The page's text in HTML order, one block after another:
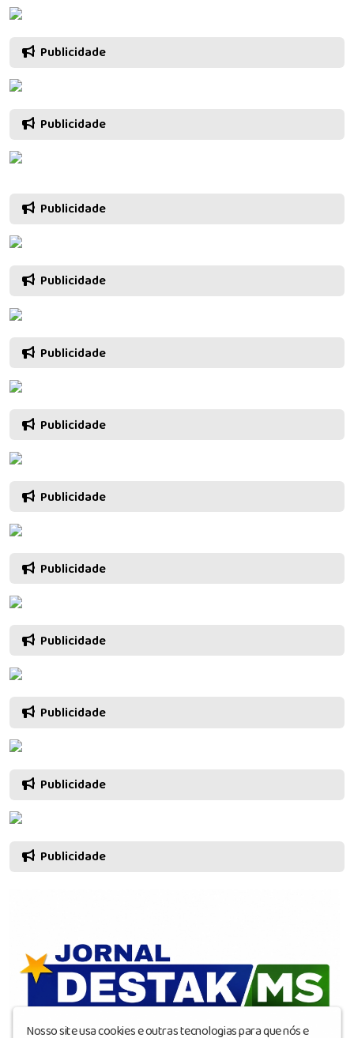
Publicidade
Publicidade
Publicidade
Publicidade
Publicidade
Publicidade
Publicidade
Publicidade
Publicidade
Publicidade
Publicidade
Publicidade
Nosso site usa cookies e outras tecnologias para que nós e